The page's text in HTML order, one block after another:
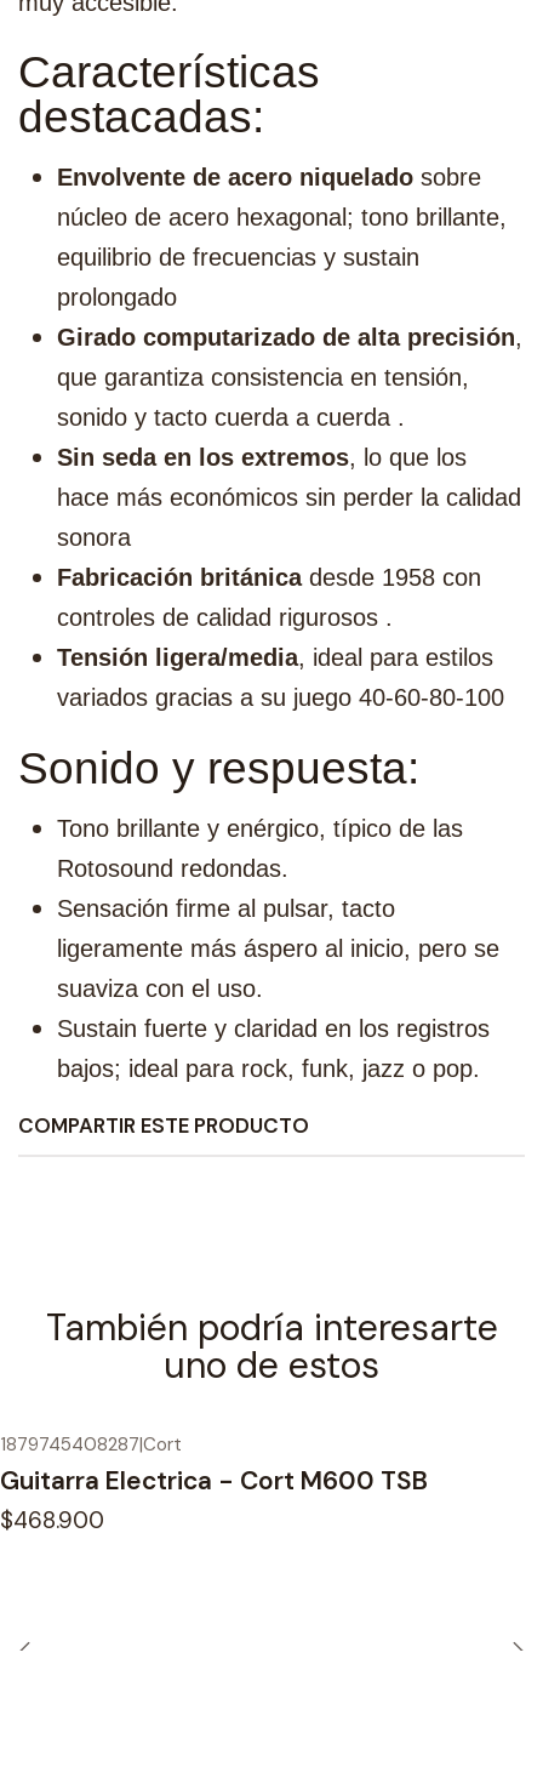
Características
destacadas:
Envolvente de acero niquelado sobre
núcleo de acero hexagonal; tono brillante,
equilibrio de frecuencias y sustain
prolongado
Girado computarizado de alta precisión,
que garantiza consistencia en tensión,
sonido y tacto cuerda a cuerda .
Sin seda en los extremos, lo que los
hace más económicos sin perder la calidad
sonora
Fabricación británicadesde 1958 con
controles de calidad rigurosos .
Tensión ligera/media, ideal para estilos
variados gracias a su juego 40‑60‑80‑100
Sonido y respuesta:
Tono brillante y enérgico, típico de las
Rotosound redondas.
Sensación firme al pulsar, tacto
ligeramente más áspero al inicio, pero se
suaviza con el uso.
Sustain fuerte y claridad en los registros
bajos; ideal para rock, funk, jazz o pop.
COMPARTIR ESTE PRODUCTO
También podría interesarte
uno de estos
1879745408287|Cort
Guitarra Electrica - Cort M600 TSB
$468.900